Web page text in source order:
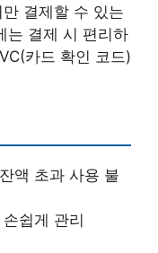
결제할 수 있는
는 결제 시 편리하
카드 확인 코드)
액 초과 사용 불
쉽게 관리